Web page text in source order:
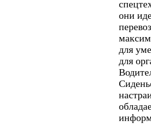
они
для
для